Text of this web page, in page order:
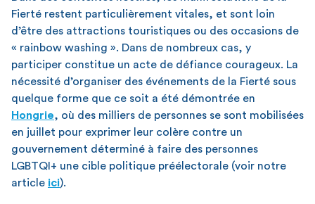
Fierté restent particulièrement vitales, et sont loin
d’être des attractions touristiques ou des occasions de
« rainbow washing ». Dans de nombreux cas, y
participer constitue un acte de défiance courageux. La
nécessité d’organiser des événements de la Fierté sous
quelque forme que ce soit a été démontrée en
Hongrie, où des milliers de personnes se sont mobilisées
en juillet pour exprimer leur colère contre un
gouvernement déterminé à faire des personnes
LGBTQI+ une cible politique préélectorale (voir notre
article ici).